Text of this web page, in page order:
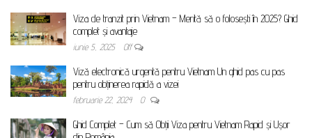
Viza de tranzit prin Vietnam – Merită să o folosești în 2025? Ghid
complet și avantaje
iunie 5, 2025 Off
Viză electronică urgentă pentru Vietnam Un ghid pas cu pas
pentru obținerea rapidă a vizei
februarie 22, 2024 0
Ghid Complet – Cum să Obții Viza pentru Vietnam Rapid și Ușor